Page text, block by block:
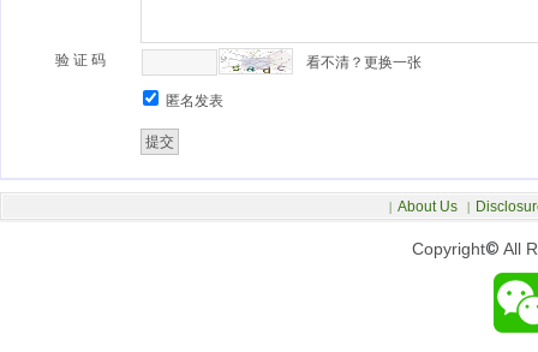
验 证 码 看不清？更换一张
匿名发表
Copyright© All
| About Us |